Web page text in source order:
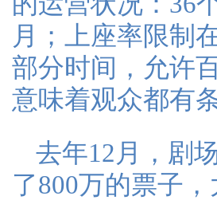
月；上座率限制
部分时间，允许
意味着观众都有
去年12月，剧
了800万的票子